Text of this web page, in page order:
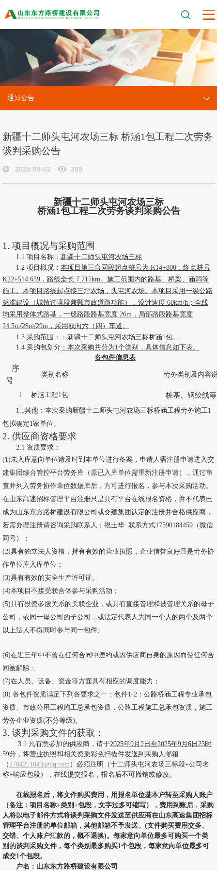
通知公告
新疆十二师头屯河农场三标 桥涵1包工程二次劳务
谈判采购公告
2025-09-02 399
新疆十二师头屯河农场三标
桥涵1包工程二次劳务谈判采购公告
1. 项目概况与采购范围
1.1 项目名称： 新疆十二师头屯河农场三标
1.2 项目概况： 本项目第三合同段起点桩号为 K14+800，终点桩号
K22+514.659，路线全长 7.715km。施工范围内的路基、桥梁、涵洞等
施工。本项目路线起点接三坪农场，头屯河农场。本项目采用一级公路
标准建设（城镇过境段兼顾市政道路功能），设计速度 60km/h；全线
均采用整体式路基，一般路段路基宽度 26m，局部路段路基宽度
24.5m/28m/29m，采用双向六（四）车道。
1.3 采购范围：： 新疆十二师头屯河农场三标桥涵1包。
1.4 采购包划分 ：本次采购共分为1个类别，具体信息如下表。
各包件信息表
序
号
类别名称 劳务类别及内容
1 桥涵工程1包 桩基、钢绞线
1.5其他： 本次采购新疆十二师头屯河农场三标桥涵工程劳务施工1
包拟确定1家单位。
2. 供应商资格要求
2 .1 资质要求：
(1)未入库意向单位请及时到本单位进行备案，申请人需注册申请进入交
建集团综合管控平台劳务库（原已入库单位需重新注册申请），通过审
查并列入劳务协作单位数据库后，方可进行报名，参与本次采购活动。
在山东高速招标管理平台注册只是具有平台在线报名资格，并不代表已
成为山东东方路桥建设有限公司或交建集团认定的注册并合格供应商，
若需办理注册请咨询采购联系人；祝士华 联系方式17590184459 （微信
同号）；
(2)具有独立法人资格，持有有效的营业执照，企业信誉良好且是劳务协
作单位库入库单位；
(3)具有有效的安全生产许可证。
(4)本项目不接受联合体参与采购活动；
(5)具有投资参股关系的关联企业，或具有直接管理和被管理关系的母子
公司，或同一母公司的子公司，或法定代表人为同一个人的两个及两个
以上法人不得同时参与同一包件;
(6)在近三年中不曾在任何合同中违约或因供应商自身的原因而使任何合
同被解除；
(7)在人员、设备、资金等方面具有相应的调度能力；
(8) 各包件资质满足下列各要求之一：包件1-2：公路桥涵工程专业承包
资质、市政公用工程施工总承包资质，公路工程施工总承包资质，施工
劳务企业资质(不分等级)。
3. 谈判采购文件的获取：
3. 1 凡有意参加的供应商， 请于2025年9 月 2 日至2025年9 月 6日 23时
59分 ， 将营业执照和相关资质彩色扫描件发送到采购人邮箱
（ 2784251043@qq .com ）必须注明（十二师头屯河农场三标段+公司名
称+响应包段）
，在线提交报名，报名后不可撤销或修改。
在线报名后，将文件购买费用，用报名单位基本户转至采购人账户
（备注：项目名称+类别+包段，文字过多可缩写），费用到账后，采购
人将以电子邮件方式将谈判采购文件发送至供应商在山东高速集团招标
管理平台注册的单位邮箱，其他邮箱不予发送。(文件购买费用交多、
交错、个人账户汇款的，概不退换)。每家意向单位最多可购买一个类
别的谈判采购文件，每个类别最多购买1个包段，每家意向单位最多可
成交1个包段。
户名：山东东方路桥建设有限公司